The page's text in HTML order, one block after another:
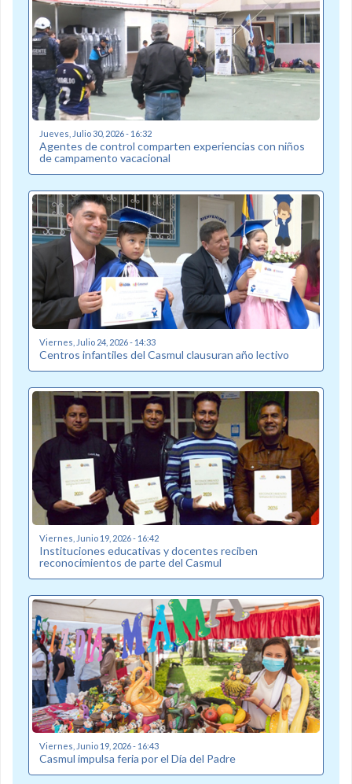
Jueves, Julio 30, 2026 - 16:32
Agentes de control comparten experiencias con niños
de campamento vacacional
Viernes, Julio 24, 2026 - 14:33
Centros infantiles del Casmul clausuran año lectivo
Viernes, Junio 19, 2026 - 16:42
Instituciones educativas y docentes reciben
reconocimientos de parte del Casmul
Viernes, Junio 19, 2026 - 16:43
Casmul impulsa feria por el Día del Padre